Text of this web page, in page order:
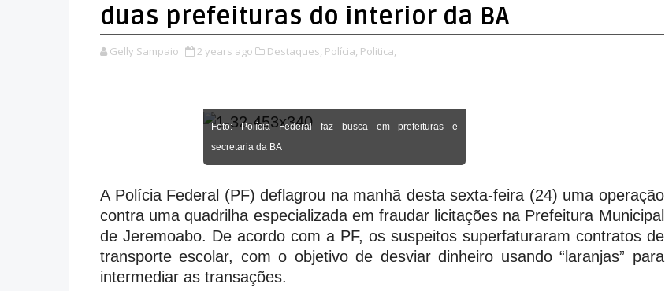
duas prefeituras do interior da BA
Gelly Sampaio 2 years ago Destaques, Polícia, Politica,
Foto: Polícia Federal faz busca em prefeituras e
secretaria da BA
A Polícia Federal (PF) deflagrou na manhã desta sexta-feira (24) uma operação
contra uma quadrilha especializada em fraudar licitações na Prefeitura Municipal
de Jeremoabo. De acordo com a PF, os suspeitos superfaturaram contratos de
transporte escolar, com o objetivo de desviar dinheiro usando “laranjas” para
intermediar as transações.